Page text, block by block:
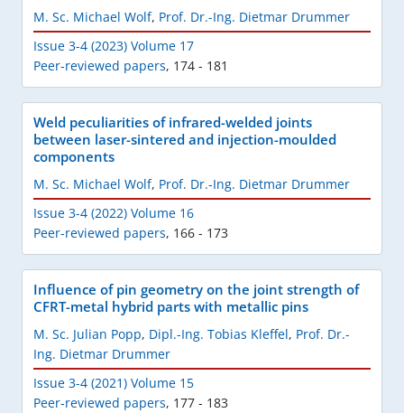
M. Sc. Michael Wolf, Prof. Dr.-Ing. Dietmar Drummer
Issue 3-4 (2023) Volume 17
Peer-reviewed papers, 174 - 181
Weld peculiarities of infrared-welded joints
between laser-sintered and injection-moulded
components
M. Sc. Michael Wolf, Prof. Dr.-Ing. Dietmar Drummer
Issue 3-4 (2022) Volume 16
Peer-reviewed papers, 166 - 173
Influence of pin geometry on the joint strength of
CFRT-metal hybrid parts with metallic pins
M. Sc. Julian Popp, Dipl.-Ing. Tobias Kleffel, Prof. Dr.-
Ing. Dietmar Drummer
Issue 3-4 (2021) Volume 15
Peer-reviewed papers, 177 - 183